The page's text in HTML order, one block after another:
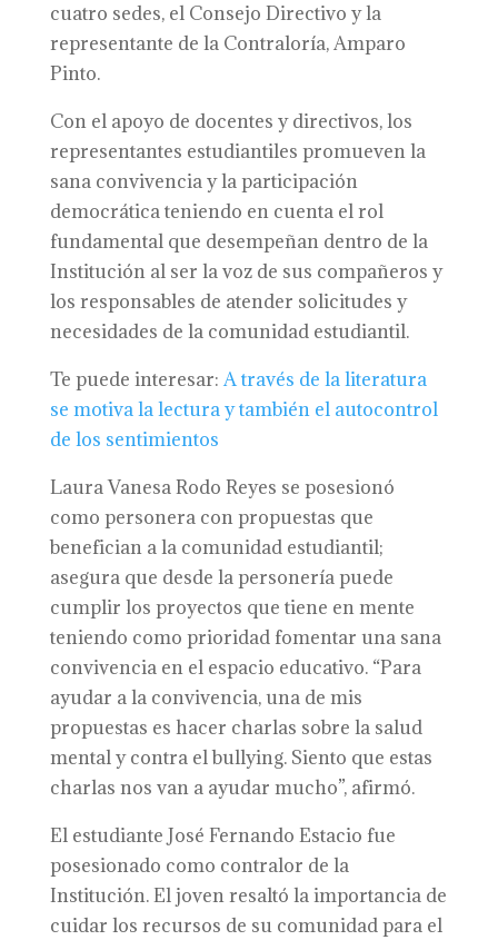
cuatro sedes, el Consejo Directivo y la
representante de la Contraloría, Amparo
Pinto.
Con el apoyo de docentes y directivos, los
representantes estudiantiles promueven la
sana convivencia y la participación
democrática teniendo en cuenta el rol
fundamental que desempeñan dentro de la
Institución al ser la voz de sus compañeros y
los responsables de atender solicitudes y
necesidades de la comunidad estudiantil.
Te puede interesar: A través de la literatura
se motiva la lectura y también el autocontrol
de los sentimientos
Laura Vanesa Rodo Reyes se posesionó
como personera con propuestas que
benefician a la comunidad estudiantil;
asegura que desde la personería puede
cumplir los proyectos que tiene en mente
teniendo como prioridad fomentar una sana
convivencia en el espacio educativo. “Para
ayudar a la convivencia, una de mis
propuestas es hacer charlas sobre la salud
mental y contra el bullying. Siento que estas
charlas nos van a ayudar mucho”, afirmó.
El estudiante José Fernando Estacio fue
posesionado como contralor de la
Institución. El joven resaltó la importancia de
cuidar los recursos de su comunidad para el